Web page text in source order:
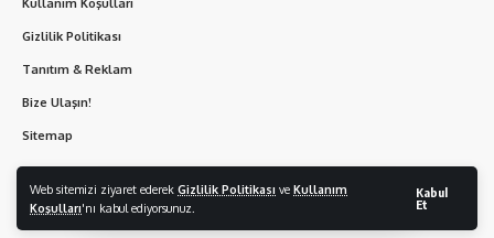
Web sitemizi ziyaret ederek Gizlilik Politikası ve Kullanım
Koşulları'nı kabul ediyorsunuz.
Kabul
Et
Kullanım Koşulları
Gizlilik Politikası
Tanıtım & Reklam
Bize Ulaşın!
Sitemap
© 2026 | Nen Var - Her Hakkı Saklıdır. |